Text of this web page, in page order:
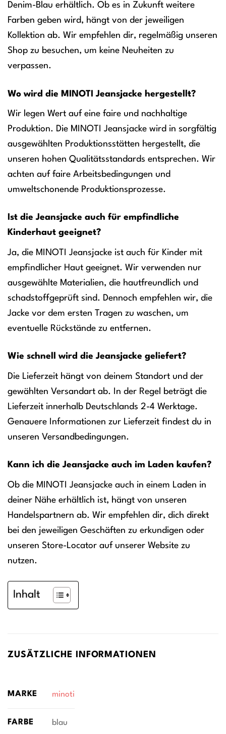
Denim-Blau erhältlich. Ob es in Zukunft weitere
Farben geben wird, hängt von der jeweiligen
Kollektion ab. Wir empfehlen dir, regelmäßig unseren
Shop zu besuchen, um keine Neuheiten zu
verpassen.
Wo wird die MINOTI Jeansjacke hergestellt?
Wir legen Wert auf eine faire und nachhaltige
Produktion. Die MINOTI Jeansjacke wird in sorgfältig
ausgewählten Produktionsstätten hergestellt, die
unseren hohen Qualitätsstandards entsprechen. Wir
achten auf faire Arbeitsbedingungen und
umweltschonende Produktionsprozesse.
Ist die Jeansjacke auch für empfindliche
Kinderhaut geeignet?
Ja, die MINOTI Jeansjacke ist auch für Kinder mit
empfindlicher Haut geeignet. Wir verwenden nur
ausgewählte Materialien, die hautfreundlich und
schadstoffgeprüft sind. Dennoch empfehlen wir, die
Jacke vor dem ersten Tragen zu waschen, um
eventuelle Rückstände zu entfernen.
Wie schnell wird die Jeansjacke geliefert?
Die Lieferzeit hängt von deinem Standort und der
gewählten Versandart ab. In der Regel beträgt die
Lieferzeit innerhalb Deutschlands 2-4 Werktage.
Genauere Informationen zur Lieferzeit findest du in
unseren Versandbedingungen.
Kann ich die Jeansjacke auch im Laden kaufen?
Ob die MINOTI Jeansjacke auch in einem Laden in
deiner Nähe erhältlich ist, hängt von unseren
Handelspartnern ab. Wir empfehlen dir, dich direkt
bei den jeweiligen Geschäften zu erkundigen oder
unseren Store-Locator auf unserer Website zu
nutzen.
Inhalt
ZUSÄTZLICHE INFORMATIONEN
MARKE minoti
FARBE blau